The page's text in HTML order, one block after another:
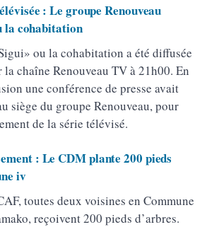
: Le groupe Renouveau
la cohabitation
ou la cohabitation a été diffusée
chaîne Renouveau TV à 21h00. En
une conférence de presse avait
siège du groupe Renouveau, pour
de la série télévisé.
: Le CDM plante 200 pieds
iv
toutes deux voisines en Commune
reçoivent 200 pieds d’arbres.